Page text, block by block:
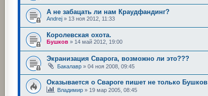
А не забацать ли нам Краудфандинг?
Andrej » 13 ноя 2012, 11:33
Королевская охота.
Бушков » 14 май 2012, 19:00
Экранизация Сварога, возможно ли это???
Бакалавр » 04 ноя 2008, 09:45
Оказывается о Свароге пишет не только Бушков
Владимир » 19 мар 2005, 08:45